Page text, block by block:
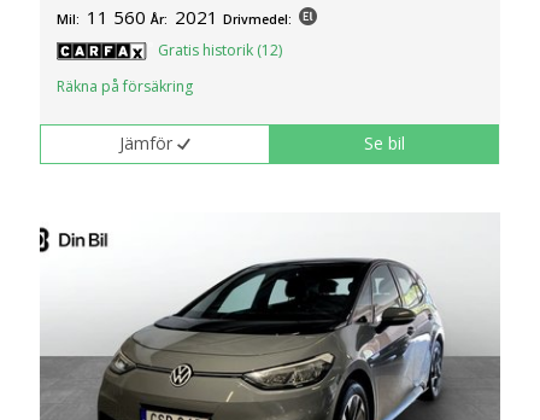
Mil: 11 560 År: 2021 Drivmedel:
Gratis historik (12)
Räkna på försäkring
Jämför Se bil